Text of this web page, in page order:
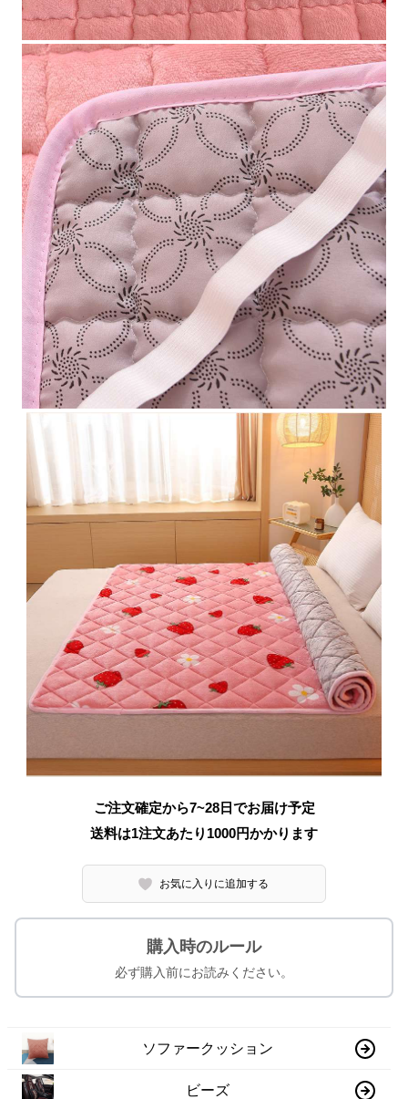
ご注文確定から7~28日でお届け予定
送料は1注文あたり 1000円かかります
お気に入りに追加する
購入時のルール
必ず購入前にお読みください。
ソファークッション
ビーズ